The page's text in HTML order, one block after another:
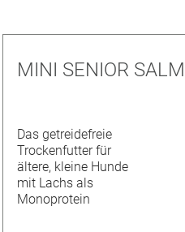
MINI SENIOR
Das getreidefreie
Trockenfutter für
ältere, kleine Hunde
mit Lachs als
Monoprotein